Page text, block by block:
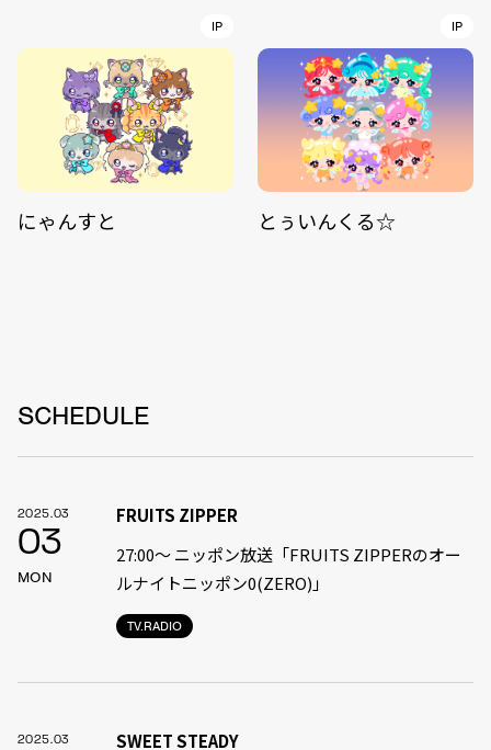
IP
にゃんすと
IP
とぅいんくる☆
SCHEDULE
2025.03
03
MON
TV.RADIO
FRUITS ZIPPER
27:00〜 ニッポン放送「FRUITS ZIPPERのオー
ルナイトニッポン0(ZERO)」
2025.03 SWEET STEADY